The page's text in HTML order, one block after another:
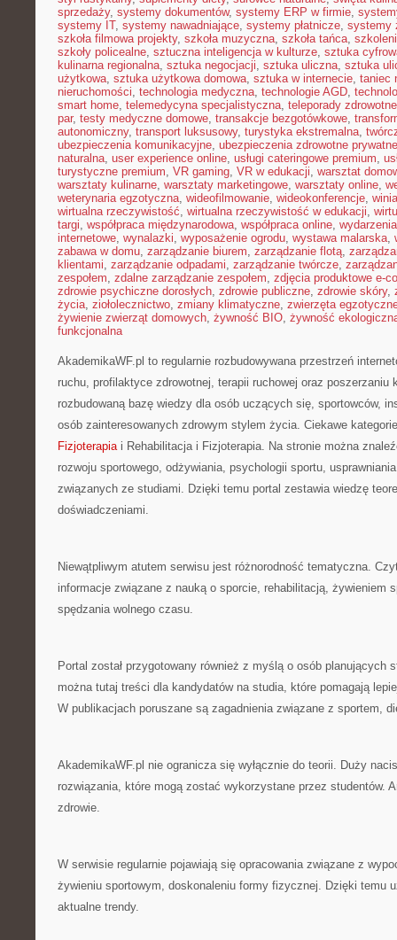
sprzedaży, systemy dokumentów, systemy ERP w firmie,
systemy IT, systemy nawadniające, systemy płatnicze, systemy
szkoła filmowa projekty, szkoła muzyczna, szkoła tańca,
szkoły policealne, sztuczna inteligencja w kulturze, sztuka
kulinarna regionalna, sztuka negocjacji, sztuka uliczna, sztuka
użytkowa, sztuka użytkowa domowa, sztuka w internecie, taniec
nieruchomości, technologia medyczna, technologie AGD,
smart home, telemedycyna specjalistyczna, teleporady zdrowotne
par, testy medyczne domowe, transakcje bezgotówkowe,
autonomiczny, transport luksusowy, turystyka ekstremalna,
ubezpieczenia komunikacyjne, ubezpieczenia zdrowotne prywatne
naturalna, user experience online, usługi cateringowe premium,
turystyczne premium, VR gaming, VR w edukacji, warsztat
warsztaty kulinarne, warsztaty marketingowe, warsztaty online,
weterynaria egzotyczna, wideofilmowanie, wideokonferencje,
wirtualna rzeczywistość, wirtualna rzeczywistość w edukacji,
targi, współpraca międzynarodowa, współpraca online,
internetowe, wynalazki, wyposażenie ogrodu, wystawa malarska,
zabawa w domu, zarządzanie biurem, zarządzanie flotą,
klientami, zarządzanie odpadami, zarządzanie twórcze,
zespołem, zdalne zarządzanie zespołem, zdjęcia produktowe e-
zdrowie psychiczne dorosłych, zdrowie publiczne, zdrowie skóry,
życia, ziołolecznictwo, zmiany klimatyczne, zwierzęta
żywienie zwierząt domowych, żywność BIO, żywność
funkcjonalna
AkademikaWF.pl to regularnie rozbudowywana przestrzeń
ruchu, profilaktyce zdrowotnej, terapii ruchowej oraz poszerzaniu
rozbudowaną bazę wiedzy dla osób uczących się, sportowców,
osób zainteresowanych zdrowym stylem życia. Ciekawe
Fizjoterapiai Rehabilitacja i Fizjoterapia. Na stronie można
rozwoju sportowego, odżywiania, psychologii sportu,
związanych ze studiami. Dzięki temu portal zestawia wiedzę
doświadczeniami.
Niewątpliwym atutem serwisu jest różnorodność tematyczna.
informacje związane z nauką o sporcie, rehabilitacją, żywieniem
spędzania wolnego czasu.
Portal został przygotowany również z myślą o osób planujących
można tutaj treści dla kandydatów na studia, które pomagają
W publikacjach poruszane są zagadnienia związane z sportem,
AkademikaWF.pl nie ogranicza się wyłącznie do teorii. Duży
rozwiązania, które mogą zostać wykorzystane przez studentów.
zdrowie.
W serwisie regularnie pojawiają się opracowania związane z
żywieniu sportowym, doskonaleniu formy fizycznej. Dzięki temu
aktualne trendy.